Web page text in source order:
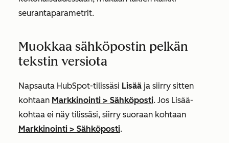
seurantaparametrit.
Muokkaa sähköpostin pelkän
tekstin versiota
Napsauta HubSpot-tilissäsi Lisää ja siirry sitten
kohtaan Markkinointi > Sähköposti. Jos Lisää-
kohtaa ei näy tilissäsi, siirry suoraan kohtaan
Markkinointi > Sähköposti.